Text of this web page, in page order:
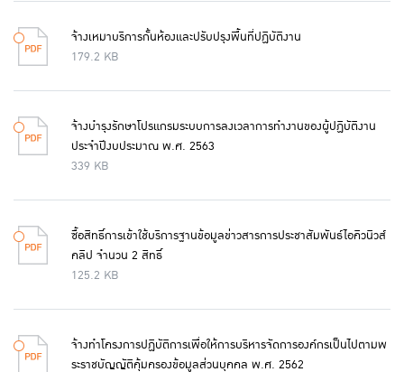
จ้างเหมาบริการกั้นห้องและปรับปรุงพื้นที่ปฏิบัติงาน
179.2 KB
จ้างบำรุงรักษาโปรแกรมระบบการลงเวลาการทำงานของผู้ปฏิบัติงาน
ประจำปีงบประมาณ พ.ศ. 2563
339 KB
ซื้อสิทธิ์การเข้าใช้บริการฐานข้อมูลข่าวสารการประชาสัมพันธ์ไอคิวนิวส์
คลิป จำนวน 2 สิทธิ์
125.2 KB
จ้างทำโครงการปฏิบัติการเพื่อให้การบริหารจัดการองค์กรเป็นไปตามพ
ระราชบัญญัติคุ้มครองข้อมูลส่วนบุคคล พ.ศ. 2562